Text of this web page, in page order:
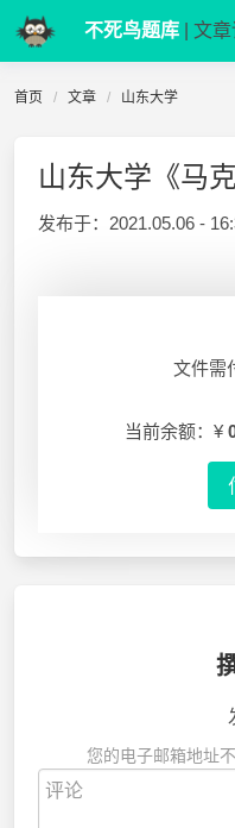
不死鸟题库 | 文
首页 文章 山东大学
发布于： 2021.05.06 -
文件需
当前余额：¥
您的电子邮箱地址不